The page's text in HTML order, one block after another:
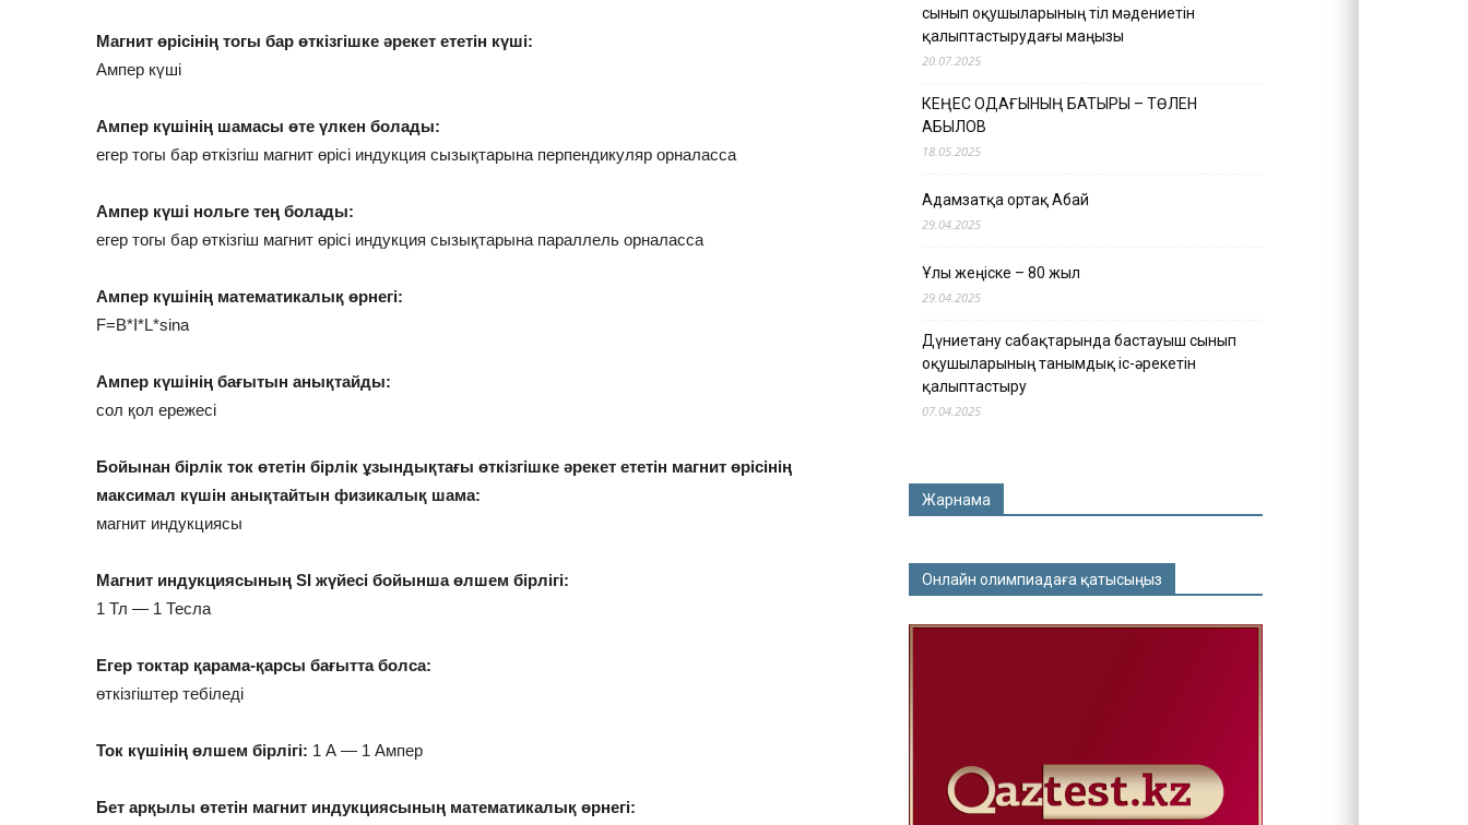
Магнит өрісінің тогы бар өткізгішке әрекет ететін күші:
Ампер күші
Ампер күшінің шамасы өте үлкен болады:
егер тогы бар өткізгіш магнит өрісі индукция сызықтарына перпендикуляр орналасса
Ампер күші нольге тең болады:
егер тогы бар өткізгіш магнит өрісі индукция сызықтарына параллель орналасса
Ампер күшінің математикалық өрнегі:
F=B*I*L*sina
Ампер күшінің бағытын анықтайды:
сол қол ережесі
Бойынан бірлік ток өтетін бірлік ұзындықтағы өткізгішке әрекет ететін магнит өрісінің
максимал күшін анықтайтын физикалық шама:
магнит индукциясы
Магнит индукциясының SI жүйесі бойынша өлшем бірлігі:
1 Тл — 1 Тесла
Егер токтар қарама-қарсы бағытта болса:
өткізгіштер тебіледі
Ток күшінің өлшем бірлігі: 1 А — 1 Ампер
Бет арқылы өтетін магнит индукциясының математикалық өрнегі:
сынып оқушыларының тіл мәдениетін
қалыптастырудағы маңызы
20.07.2025
КЕҢЕС ОДАҒЫНЫҢ БАТЫРЫ – ТӨЛЕН
ҚАБЫЛОВ
18.05.2025
Адамзатқа ортақ Абай
29.04.2025
Ұлы жеңіске – 80 жыл
29.04.2025
Дүниетану сабақтарында бастауыш сынып
оқушыларының танымдық іс-әрекетін
қалыптастыру
07.04.2025
Жарнама
Онлайн олимпиадаға қатысыңыз